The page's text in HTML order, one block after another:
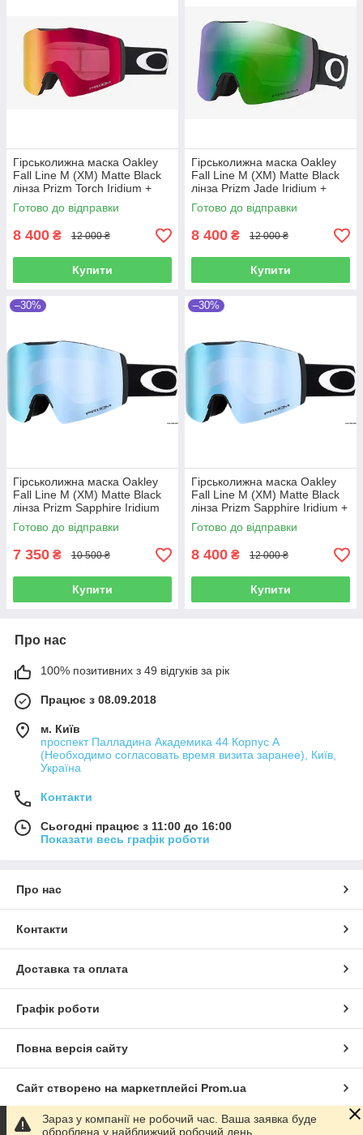
Гірськолижна маска Oakley
Fall Line M (XM) Matte Black
лінза Prizm Torch Iridium +
кейс
Готово до відправки
8 400 ₴ 12 000 ₴
Купити
Гірськолижна маска Oakley
Fall Line M (XM) Matte Black
лінза Prizm Jade Iridium +
кейс
Готово до відправки
8 400 ₴ 12 000 ₴
Купити
–30%
Гірськолижна маска Oakley
Fall Line M (XM) Matte Black
лінза Prizm Sapphire Iridium
Готово до відправки
7 350 ₴ 10 500 ₴
Купити
–30%
Гірськолижна маска Oakley
Fall Line M (XM) Matte Black
лінза Prizm Sapphire Iridium +
кейс
Готово до відправки
8 400 ₴ 12 000 ₴
Купити
Про нас
100% позитивних з 49 відгуків за рік
Працює з 08.09.2018
м. Київ
проспект Палладина Академика 44 Корпус А
(Необходимо согласовать время визита заранее), Київ,
Україна
Контакти
Сьогодні працює з 11:00 до 16:00
Показати весь графік роботи
Про нас
Контакти
Доставка та оплата
Графік роботи
Повна версія сайту
Сайт створено на маркетплейсі Prom.ua
Політика конфіденційності
Зараз у компанії не робочий час. Ваша заявка буде
оброблена у найближчий робочий день.